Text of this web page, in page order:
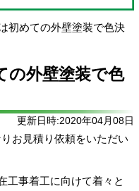
初めての外壁塗装で色決
の外壁塗装で色
更新日時:2020年04月08日
お見積り依頼をいただい
工事着工に向けて着々と